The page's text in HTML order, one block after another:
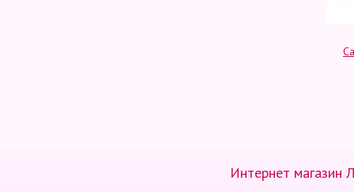
Интернет магазин